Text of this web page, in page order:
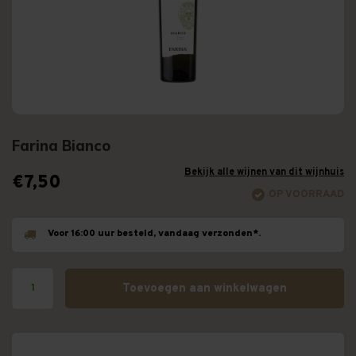
Farina Bianco
€7,50
Bekijk alle wijnen van dit wijnhuis
OP VOORRAAD
Voor 16:00 uur besteld, vandaag verzonden*.
Toevoegen aan winkelwagen